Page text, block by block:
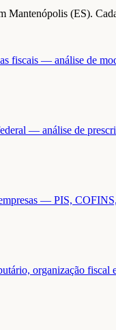
Mantenópolis (ES).
fiscais — análise de
— análise de
— PIS,
organização fiscal